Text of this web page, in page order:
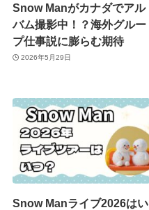
Snow Manがカナダでアル
バム撮影中！？海外グルー
プ仕事説に膨らむ期待
2026年5月29日
Snow Manライブ2026はい